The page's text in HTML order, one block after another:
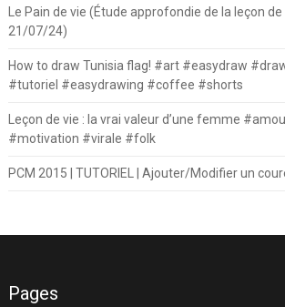
Le Pain de vie (Étude approfondie de la leçon de
21/07/24)
How to draw Tunisia flag! #art #easydraw
#tutoriel #easydrawing #coffee #shorts
Leçon de vie : la vrai valeur d’une femme
#motivation #virale #folk
PCM 2015 | TUTORIEL | Ajouter/Modifier un
Pages